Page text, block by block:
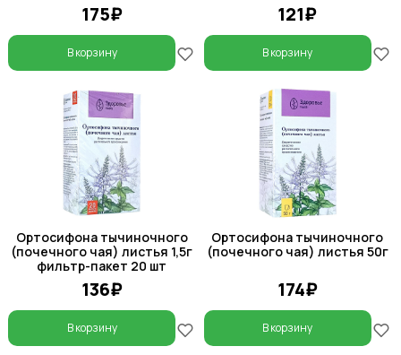
175₽
В корзину
121₽
В корзину
Ортосифона тычиночного
(почечного чая) листья 1,5г
фильтр-пакет 20 шт
136₽
В корзину
Ортосифона тычиночного
(почечного чая) листья 50г
174₽
В корзину